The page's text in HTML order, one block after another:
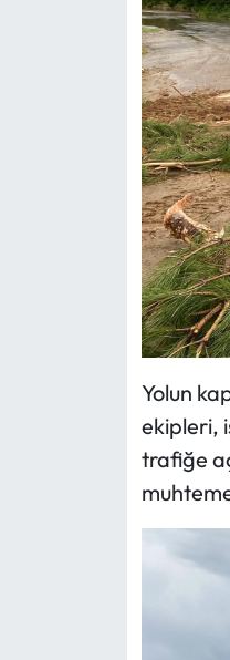
Yolun
ekipleri,
trafiğe